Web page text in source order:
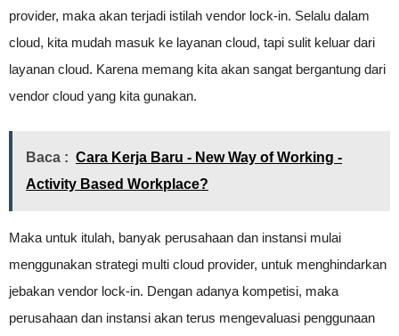
provider, maka akan terjadi istilah vendor lock-in. Selalu dalam
cloud, kita mudah masuk ke layanan cloud, tapi sulit keluar dari
layanan cloud. Karena memang kita akan sangat bergantung dari
vendor cloud yang kita gunakan.
Baca : Cara Kerja Baru - New Way of Working -
Activity Based Workplace?
Maka untuk itulah, banyak perusahaan dan instansi mulai
menggunakan strategi multi cloud provider, untuk menghindarkan
jebakan vendor lock-in. Dengan adanya kompetisi, maka
perusahaan dan instansi akan terus mengevaluasi penggunaan